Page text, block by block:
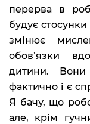
перерва в
будує стосунки
змінює
обов’язки
дитини.
фактично і є
Я бачу, що
але, крім